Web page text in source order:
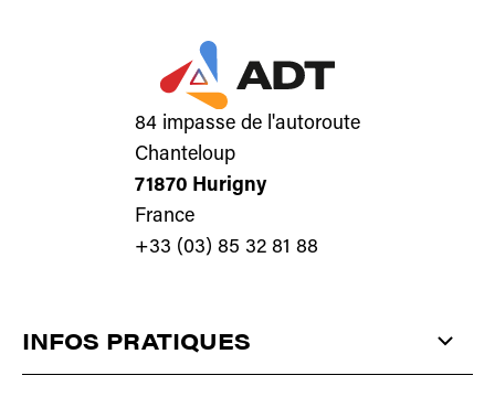
84 impasse de l'autoroute
Chanteloup
71870 Hurigny
France
+33 (03) 85 32 81 88
INFOS PRATIQUES